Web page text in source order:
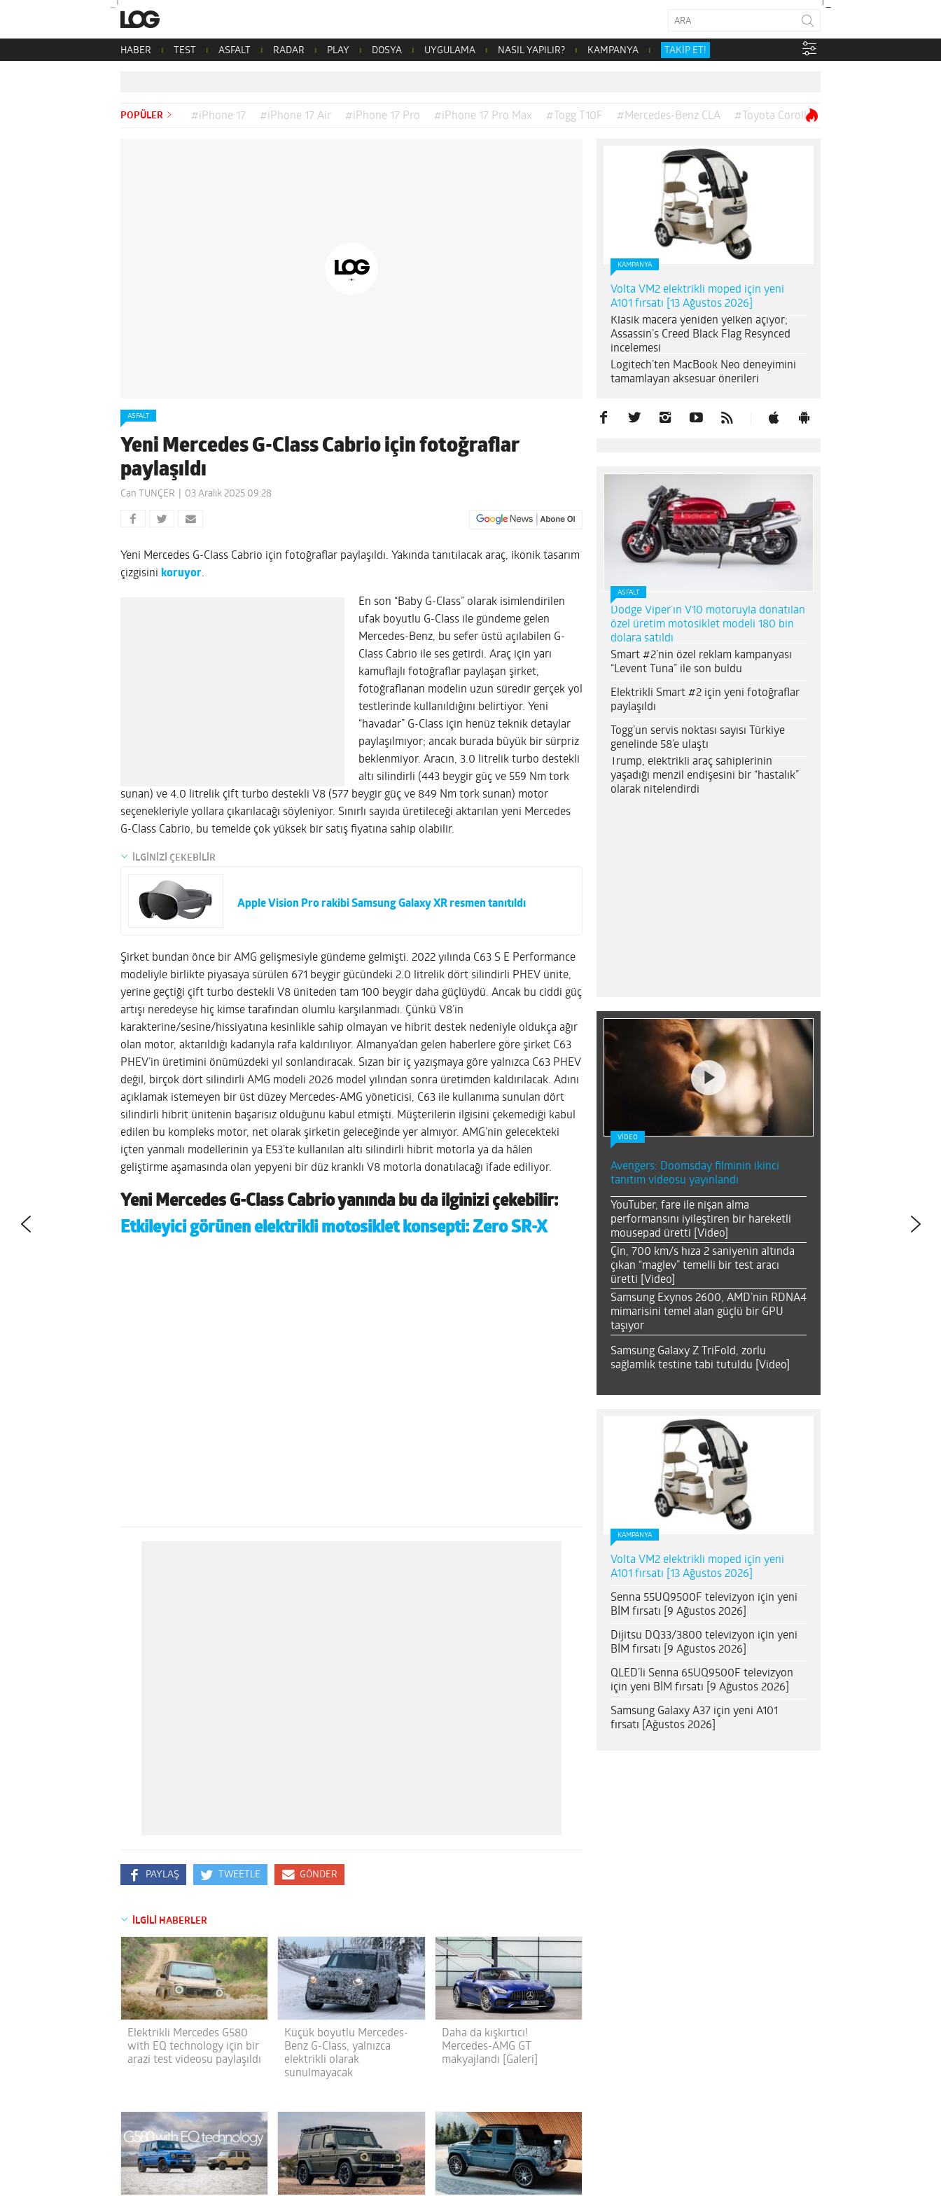
HABER TEST ASFALT RADAR PLAY DOSYA UYGULAMA NASIL YAPILIR? KAMPANYA TAKİP ET!
POPÜLER #iPhone 17 #iPhone 17 Air #iPhone 17 Pro #iPhone 17 Pro Max #Togg T10F #Mercedes-Benz CLA #Toyota Corolla
ASFALT
Yeni Mercedes G-Class Cabrio için fotoğraflar
paylaşıldı
Can TUNÇER 03 Aralık 2025 09:28
Yeni Mercedes G-Class Cabrio için fotoğraflar paylaşıldı. Yakında tanıtılacak araç, ikonik tasarım
çizgisini koruyor.
En son “Baby G-Class” olarak isimlendirilen
ufak boyutlu G-Class ile gündeme gelen
Mercedes-Benz, bu sefer üstü açılabilen G-
Class Cabrio ile ses getirdi. Araç için yarı
kamuflajlı fotoğraflar paylaşan şirket,
fotoğraflanan modelin uzun süredir gerçek yol
testlerinde kullanıldığını belirtiyor. Yeni
“havadar” G-Class için henüz teknik detaylar
paylaşılmıyor; ancak burada büyük bir sürpriz
beklenmiyor. Aracın, 3.0 litrelik turbo destekli
altı silindirli (443 beygir güç ve 559 Nm tork
sunan) ve 4.0 litrelik çift turbo destekli V8 (577 beygir güç ve 849 Nm tork sunan) motor
seçenekleriyle yollara çıkarılacağı söyleniyor. Sınırlı sayıda üretileceği aktarılan yeni Mercedes
G-Class Cabrio, bu temelde çok yüksek bir satış fiyatına sahip olabilir.
İLGİNİZİ ÇEKEBİLİR
Apple Vision Pro rakibi Samsung Galaxy XR resmen tanıtıldı
Şirket bundan önce bir AMG gelişmesiyle gündeme gelmişti. 2022 yılında C63 S E Performance
modeliyle birlikte piyasaya sürülen 671 beygir gücündeki 2.0 litrelik dört silindirli PHEV ünite,
yerine geçtiği çift turbo destekli V8 üniteden tam 100 beygir daha güçlüydü. Ancak bu ciddi güç
artışı neredeyse hiç kimse tarafından olumlu karşılanmadı. Çünkü V8’in
karakterine/sesine/hissiyatına kesinlikle sahip olmayan ve hibrit destek nedeniyle oldukça ağır
olan motor, aktarıldığı kadarıyla rafa kaldırılıyor. Almanya’dan gelen haberlere göre şirket C63
PHEV’in üretimini önümüzdeki yıl sonlandıracak. Sızan bir iç yazışmaya göre yalnızca C63 PHEV
değil, birçok dört silindirli AMG modeli 2026 model yılından sonra üretimden kaldırılacak. Adını
açıklamak istemeyen bir üst düzey Mercedes-AMG yöneticisi, C63 ile kullanıma sunulan dört
silindirli hibrit ünitenin başarısız olduğunu kabul etmişti. Müşterilerin ilgisini çekemediği kabul
edilen bu kompleks motor, net olarak şirketin geleceğinde yer almıyor. AMG’nin gelecekteki
içten yanmalı modellerinin ya E53’te kullanılan altı silindirli hibrit motorla ya da hâlen
geliştirme aşamasında olan yepyeni bir düz kranklı V8 motorla donatılacağı ifade ediliyor.
Yeni Mercedes G-Class Cabrio yanında bu da ilginizi çekebilir:
Etkileyici görünen elektrikli motosiklet konsepti: Zero SR-X
PAYLAŞ TWEETLE GÖNDER
İLGİLİ HABERLER
Elektrikli Mercedes G580
with EQ technology için bir
arazi test videosu paylaşıldı
Küçük boyutlu Mercedes-
Benz G-Class, yalnızca
elektrikli olarak
sunulmayacak
Daha da kışkırtıcı!
Mercedes-AMG GT
makyajlandı [Galeri]
KAMPANYA
Volta VM2 elektrikli moped için yeni
A101 fırsatı [13 Ağustos 2026]
Klasik macera yeniden yelken açıyor;
Assassin’s Creed Black Flag Resynced
incelemesi
Logitech’ten MacBook Neo deneyimini
tamamlayan aksesuar önerileri
ASFALT
Dodge Viper’ın V10 motoruyla donatılan
özel üretim motosiklet modeli 180 bin
dolara satıldı
Smart #2’nin özel reklam kampanyası
“Levent Tuna” ile son buldu
Elektrikli Smart #2 için yeni fotoğraflar
paylaşıldı
Togg’un servis noktası sayısı Türkiye
genelinde 58’e ulaştı
Trump, elektrikli araç sahiplerinin
yaşadığı menzil endişesini bir “hastalık”
olarak nitelendirdi
VİDEO
Avengers: Doomsday filminin ikinci
tanıtım videosu yayınlandı
YouTuber, fare ile nişan alma
performansını iyileştiren bir hareketli
mousepad üretti [Video]
Çin, 700 km/s hıza 2 saniyenin altında
çıkan “maglev” temelli bir test aracı
üretti [Video]
Samsung Exynos 2600, AMD’nin RDNA4
mimarisini temel alan güçlü bir GPU
taşıyor
Samsung Galaxy Z TriFold, zorlu
sağlamlık testine tabi tutuldu [Video]
KAMPANYA
Volta VM2 elektrikli moped için yeni
A101 fırsatı [13 Ağustos 2026]
Senna 55UQ9500F televizyon için yeni
BİM fırsatı [9 Ağustos 2026]
Dijitsu DQ33/3800 televizyon için yeni
BİM fırsatı [9 Ağustos 2026]
QLED’li Senna 65UQ9500F televizyon
için yeni BİM fırsatı [9 Ağustos 2026]
Samsung Galaxy A37 için yeni A101
fırsatı [Ağustos 2026]